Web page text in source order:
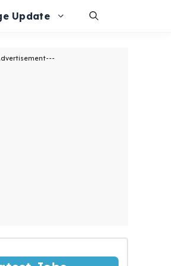
Update